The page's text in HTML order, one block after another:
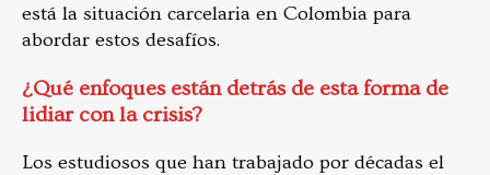
está la situación carcelaria en Colombia para
abordar estos desafíos.
¿Qué enfoques están detrás de esta forma de
lidiar con la crisis?
Los estudiosos que han trabajado por décadas el